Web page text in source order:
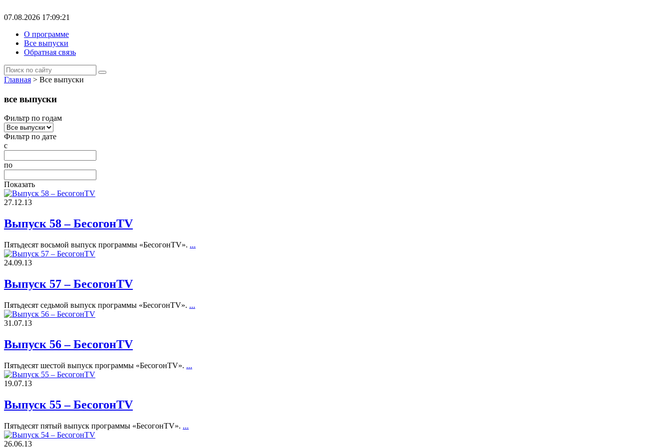
07.08.2026 17:09:21
О программе
Все выпуски
Обратная связь
Главная > Все выпуски
все выпуски
Фильтр по годам
Фильтр по дате
с
по
Показать
27.12.13
Выпуск 58 – БесогонTV
Пятьдесят восьмой выпуск программы «БесогонTV». ...
24.09.13
Выпуск 57 – БесогонTV
Пятьдесят седьмой выпуск программы «БесогонTV». ...
31.07.13
Выпуск 56 – БесогонTV
Пятьдесят шестой выпуск программы «БесогонTV». ...
19.07.13
Выпуск 55 – БесогонTV
Пятьдесят пятый выпуск программы «БесогонTV». ...
26.06.13